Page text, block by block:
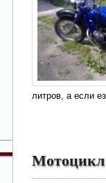
литров, а если